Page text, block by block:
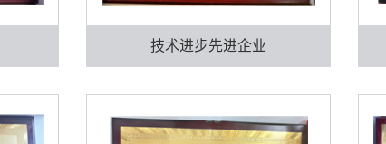
技术进步先进企业